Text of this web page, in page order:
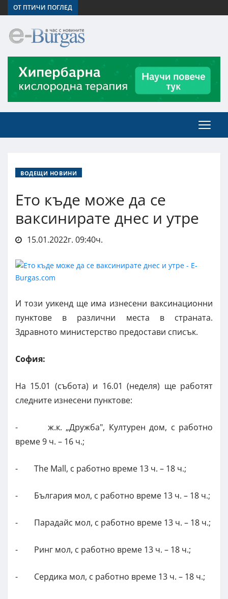
ОТ ПТИЧИ ПОГЛЕД
ВОДЕЩИ НОВИНИ
Ето къде може да се
ваксинирате днес и утре
15.01.2022г. 09:40ч.
И този уикенд ще има изнесени ваксинационни
пунктове в различни места в страната.
Здравното министерство предостави списък.
София:
На 15.01 (събота) и 16.01 (неделя) ще работят
следните изнесени пунктове:
- ж.к. „Дружба", Културен дом, с работно
време 9 ч. – 16 ч.;
- The Mall, с работно време 13 ч. – 18 ч.;
- България мол, с работно време 13 ч. – 18 ч.;
- Парадайс мол, с работно време 13 ч. – 18 ч.;
- Ринг мол, с работно време 13 ч. – 18 ч.;
- Сердика мол, с работно време 13 ч. – 18 ч.;